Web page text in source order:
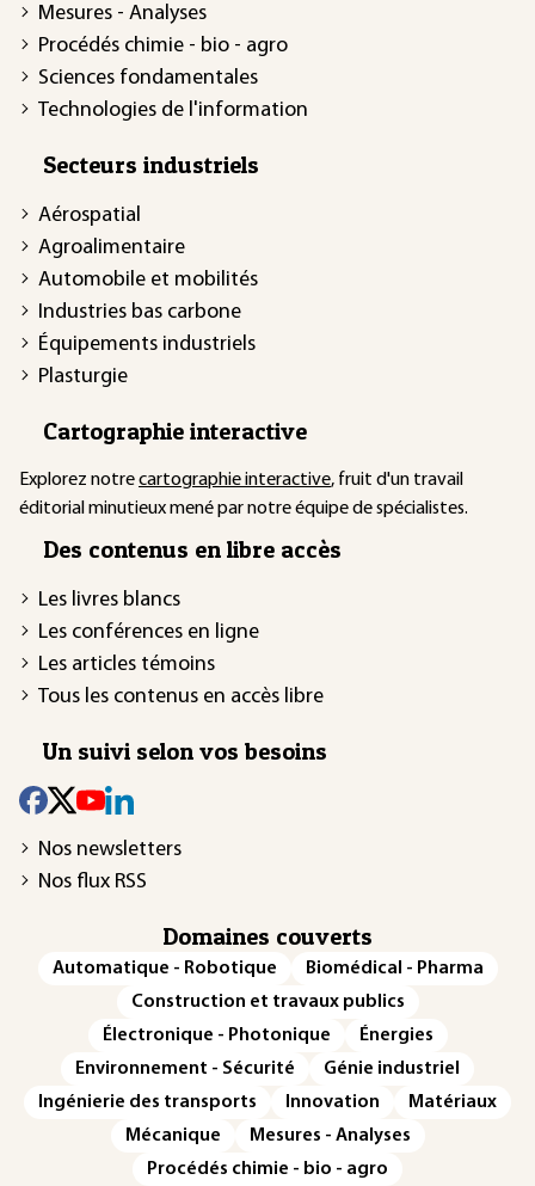
Mesures - Analyses
Procédés chimie - bio - agro
Sciences fondamentales
Technologies de l'information
Secteurs industriels
Aérospatial
Agroalimentaire
Automobile et mobilités
Industries bas carbone
Équipements industriels
Plasturgie
Cartographie interactive
Explorez notrecartographie interactive, fruit d'un travail
éditorial minutieux mené par notre équipe de spécialistes.
Des contenus en libre accès
Les livres blancs
Les conférences en ligne
Les articles témoins
Tous les contenus en accès libre
Un suivi selon vos besoins
Nos newsletters
Nos flux RSS
Domaines couverts
Automatique - Robotique
Biomédical - Pharma
Construction et travaux publics
Électronique - Photonique
Énergies
Environnement - Sécurité
Génie industriel
Ingénierie des transports
Innovation
Matériaux
Mécanique
Mesures - Analyses
Procédés chimie - bio - agro